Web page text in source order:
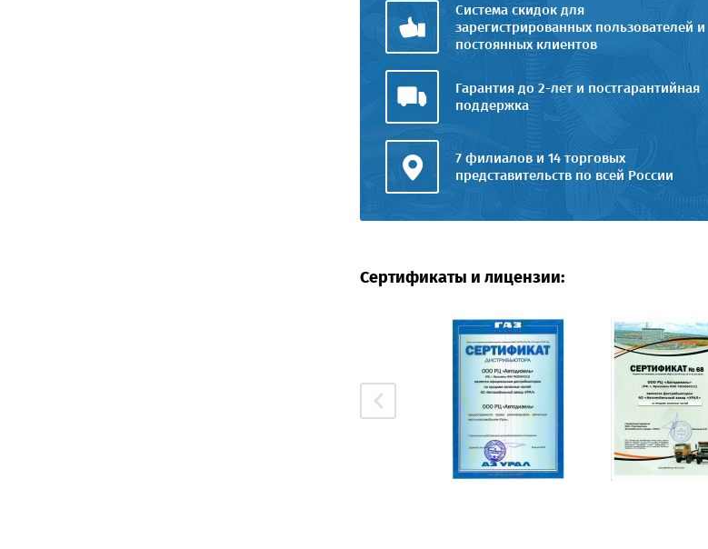
Система скидок для
зарегистрированных пользователей и
постоянных клиентов
Гарантия до 2-лет и постгарантийная
поддержка
7 филиалов и 14 торговых
представительств по всей России
Сертификаты и лицензии: